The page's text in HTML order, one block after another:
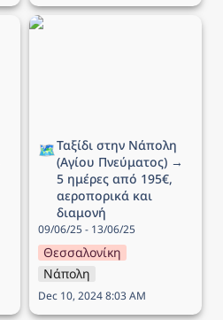
Ταξίδι στην Νάπολη
🗺️Ταξίδι στην Νάπολη
(Αγίου Πνεύματος) →
5 ημέρες από 195€,
αεροπορικά και
διαμονή
09/06/25 - 13/06/25
Θεσσαλονίκη
Νάπολη
Dec 10, 2024 8:03 AM